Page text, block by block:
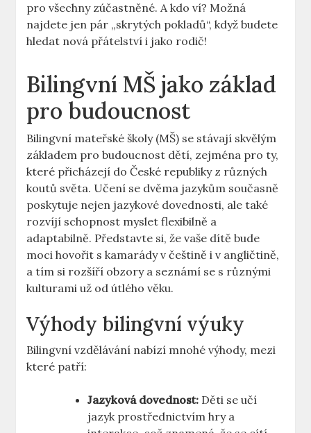
pro všechny zúčastněné. A kdo ví? Možná
najdete jen pár „skrytých pokladů“, když budete
hledat nová přátelství i jako rodič!
Bilingvní MŠ jako základ
pro budoucnost
Bilingvní mateřské školy (MŠ) se stávají skvělým
základem pro budoucnost dětí, zejména pro ty,
které přicházejí do České republiky z různých
koutů světa. Učení se dvěma jazykům současně
poskytuje nejen jazykové dovednosti, ale také
rozvíjí schopnost myslet flexibilně a
adaptabilně. Představte si, že vaše dítě bude
moci hovořit s kamarády v češtině i v angličtině,
a tím si rozšíří obzory a seznámí se s různými
kulturami už od útlého věku.
Výhody bilingvní výuky
Bilingvní vzdělávání nabízí mnohé výhody, mezi
které patří:
Jazyková dovednost: Děti se učí
jazyk prostřednictvím hry a